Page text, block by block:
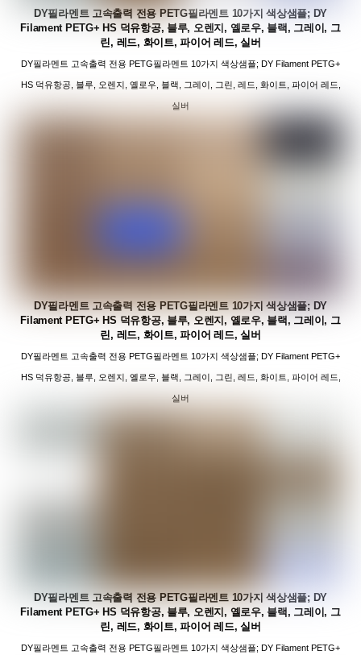
DY필라멘트 고속출력 전용 PETG필라멘트 10가지 색상샘플; DY
Filament PETG+ HS 덕유항공, 블루, 오렌지, 옐로우, 블랙, 그레이, 그
린, 레드, 화이트, 파이어 레드, 실버
DY필라멘트 고속출력 전용 PETG필라멘트 10가지 색상샘플; DY Filament PETG+
HS 덕유항공, 블루, 오렌지, 옐로우, 블랙, 그레이, 그린, 레드, 화이트, 파이어 레드,
실버
DY필라멘트 고속출력 전용 PETG필라멘트 10가지 색상샘플; DY
Filament PETG+ HS 덕유항공, 블루, 오렌지, 옐로우, 블랙, 그레이, 그
린, 레드, 화이트, 파이어 레드, 실버
DY필라멘트 고속출력 전용 PETG필라멘트 10가지 색상샘플; DY Filament PETG+
HS 덕유항공, 블루, 오렌지, 옐로우, 블랙, 그레이, 그린, 레드, 화이트, 파이어 레드,
실버
DY필라멘트 고속출력 전용 PETG필라멘트 10가지 색상샘플; DY
Filament PETG+ HS 덕유항공, 블루, 오렌지, 옐로우, 블랙, 그레이, 그
린, 레드, 화이트, 파이어 레드, 실버
DY필라멘트 고속출력 전용 PETG필라멘트 10가지 색상샘플; DY Filament PETG+